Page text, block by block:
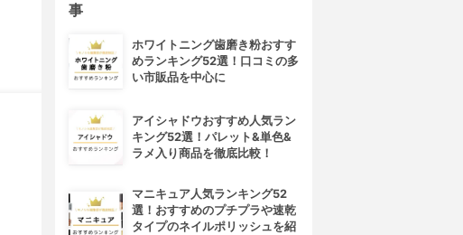
事
ホワイトニング歯磨き粉おすす
めランキング52選！口コミの多
い市販品を中心に
アイシャドウおすすめ人気ラン
キング52選！パレット&単色&
ラメ入り商品を徹底比較！
マニキュア人気ランキング52
選！おすすめのプチプラや速乾
タイプのネイルポリッシュを紹